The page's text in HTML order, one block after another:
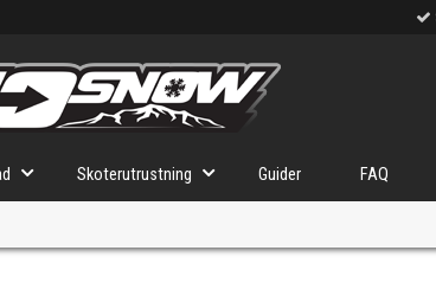
Skoterutrustning Guider FAQ